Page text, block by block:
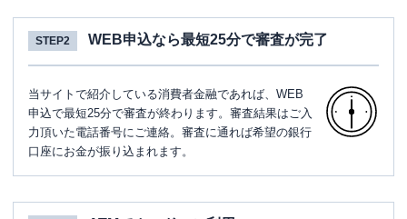
STEP2 WEB申込なら最短25分で審査が完了
当サイトで紹介している消費者金融であれば、WEB
申込で最短25分で審査が終わります。審査結果はご入
力頂いた電話番号にご連絡。審査に通れば希望の銀行
口座にお金が振り込まれます。